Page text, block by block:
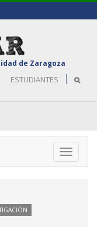
de Zaragoza
ESTUDIANTES
Toggle